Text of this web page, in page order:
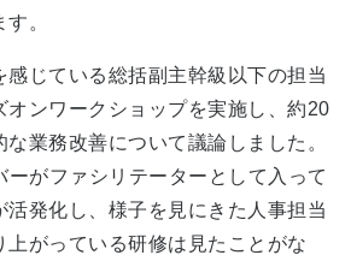
。
感じている総括副主幹級以下の担当
オンワークショップを実施し、約20
業務改善について議論しました。
ーがファシリテーターとして入って
活発化し、様子を見にきた人事担当
上がっている研修は見たことがな